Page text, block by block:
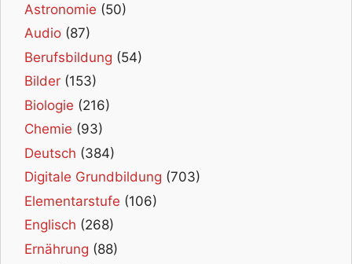
Astronomie (50)
Audio (87)
Berufsbildung (54)
Bilder (153)
Biologie (216)
Chemie (93)
Deutsch (384)
Digitale Grundbildung (703)
Elementarstufe (106)
Englisch (268)
Ernährung (88)